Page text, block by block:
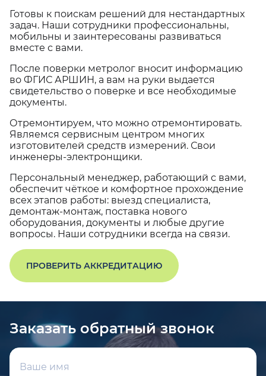
Готовы к поискам решений для нестандартных
задач. Наши сотрудники профессиональны,
мобильны и заинтересованы развиваться
вместе с вами.
После поверки метролог вносит информацию
во ФГИС АРШИН, а вам на руки выдается
свидетельство о поверке и все необходимые
документы.
Отремонтируем, что можно отремонтировать.
Являемся сервисным центром многих
изготовителей средств измерений. Свои
инженеры-электронщики.
Персональный менеджер, работающий с вами,
обеспечит чёткое и комфортное прохождение
всех этапов работы: выезд специалиста,
демонтаж-монтаж, поставка нового
оборудования, документы и любые другие
вопросы. Наши сотрудники всегда на связи.
ПРОВЕРИТЬ АККРЕДИТАЦИЮ
Заказать обратный звонок